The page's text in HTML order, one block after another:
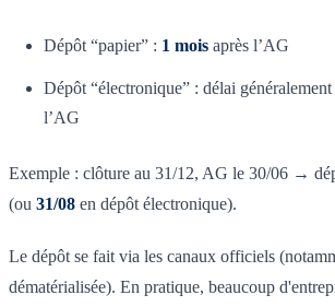
Dépôt “papier” : 1 mois après l’AG
Dépôt “électronique” : délai généralement
l’AG
Exemple : clôture au 31/12, AG le 30/06 →
(ou 31/08 en dépôt électronique).
Le dépôt se fait via les canaux officiels
dématérialisée). En pratique, beaucoup